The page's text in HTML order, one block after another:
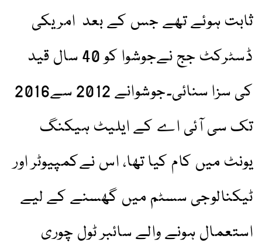
ثابت ہوئے تھے جس کے بعد امریکی
ڈسٹرکٹ جج نےجوشوا کو 40 سال قید
کی سزا سنائی۔جوشوانے 2012 سے2016
تک سی آئی اے کے ایلیٹ ہیکنگ
یونٹ میں کام کیا تھا، اس نےکمپیوٹر اور
ٹیکنالوجی سسٹم میں گھسنے کے لیے
استعمال ہونے والے سائبر ٹول چوری